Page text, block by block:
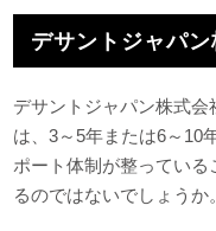
デサントジャパ
デサントジャパン株式
は、3～5年または6～10
ポート体制が整ってい
るのではないでしょうか。